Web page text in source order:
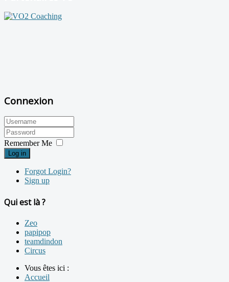
Connexion
Remember Me
Log in
Forgot Login?
Sign up
Qui est là ?
Zeo
papipop
teamdindon
Circus
Vous êtes ici :
Accueil